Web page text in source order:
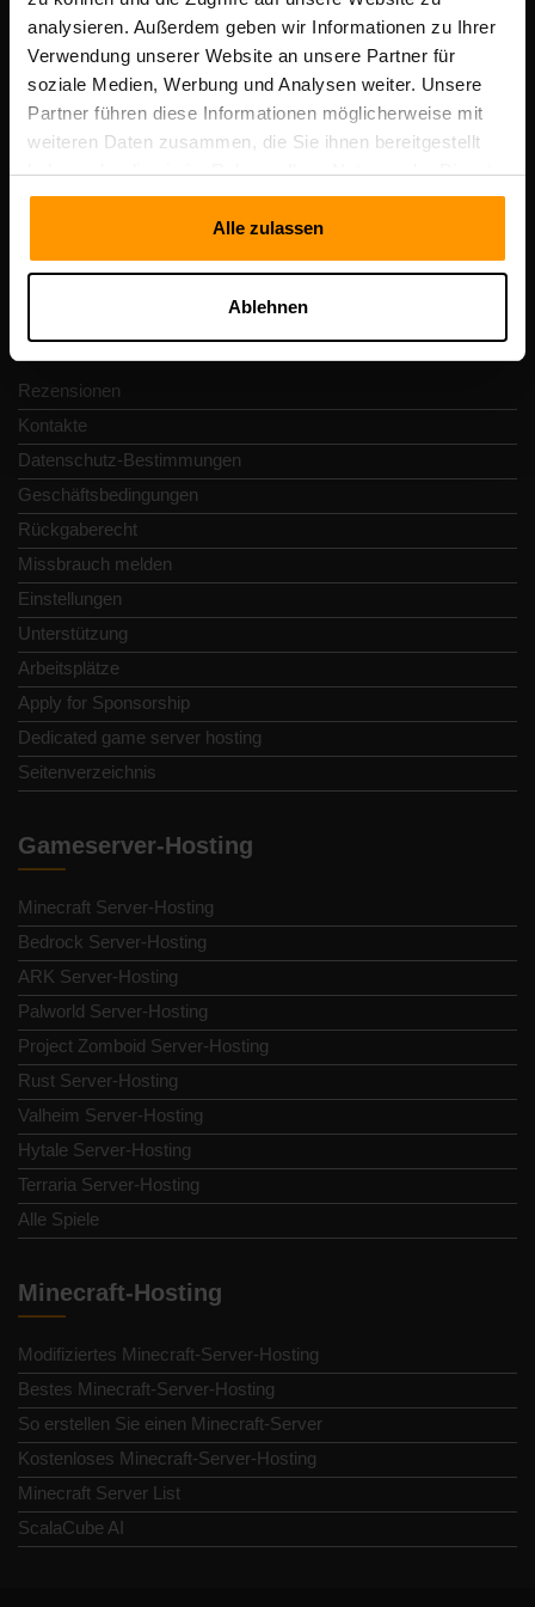
analysieren. Außerdem geben wir Informationen zu Ihrer
Verwendung unserer Website an unsere Partner für
soziale Medien, Werbung und Analysen weiter. Unsere
Partner führen diese Informationen möglicherweise mit
weiteren Daten zusammen, die Sie ihnen bereitgestellt
haben oder die sie im Rahmen Ihrer Nutzung der Dienste
gesammelt haben.
Alle zulassen
Ablehnen
Scalable Hosting Solutions OÜ
Registrierungscode: 14652605
Umsatzsteuer-Identifikationsnummer: EE102133820
Adresse: Harju maakond, Tallinn, Kesklinna linnaosa,
Vesivärava tn 50-201, 10152
Rezensionen
Kontakte
Datenschutz-Bestimmungen
Geschäftsbedingungen
Rückgaberecht
Missbrauch melden
Einstellungen
Unterstützung
Arbeitsplätze
Apply for Sponsorship
Dedicated game server hosting
Seitenverzeichnis
Gameserver-Hosting
Minecraft Server-Hosting
Bedrock Server-Hosting
ARK Server-Hosting
Palworld Server-Hosting
Project Zomboid Server-Hosting
Rust Server-Hosting
Valheim Server-Hosting
Hytale Server-Hosting
Terraria Server-Hosting
Alle Spiele
Minecraft-Hosting
Modifiziertes Minecraft-Server-Hosting
Bestes Minecraft-Server-Hosting
So erstellen Sie einen Minecraft-Server
Kostenloses Minecraft-Server-Hosting
Minecraft Server List
ScalaCube AI